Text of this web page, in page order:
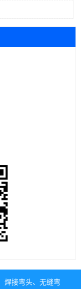
焊接弯头、 无缝弯